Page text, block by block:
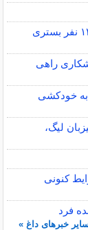
مسمومیت الکلی در نیشابور؛ یک نفر جان باخت و ۱۲ نفر بستری
شکاری راهی
به خودکشی
لیگ،
کنونی
فرد
خبرهای داغ »